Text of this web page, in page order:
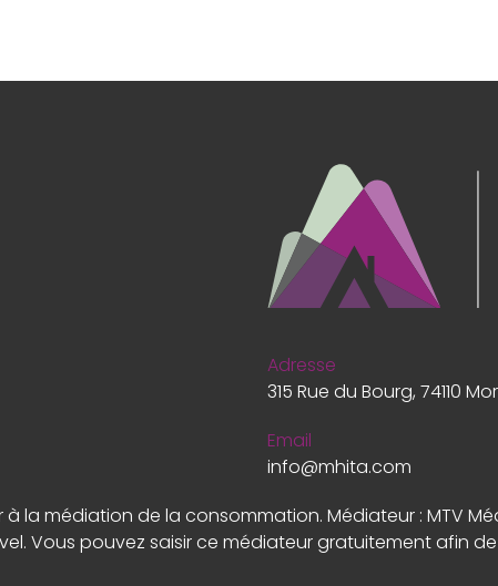
Adresse
315 Rue du Bourg, 74110
Email
info@mhita.com
la médiation de la consommation. Médiateur : MTV
. Vous pouvez saisir ce médiateur gratuitement afin